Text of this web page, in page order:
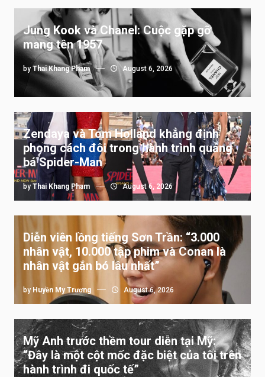
Jung Kook và Chanel: Cuộc gặp gỡ
mang tên 1957
by Thai Khang Pham August 6, 2026
Zendaya và Tom Holland khẳng định
phong cách đôi trong hành trình quảng
bá Spider-Man
by Thai Khang Pham August 6, 2026
Diễn viên lồng tiếng Sơn Trần: “3.000
nhân vật, 10.000 tập phim và Conan là
nhân vật gắn bó lâu nhất”
by Huyền My Trương August 6, 2026
Mỹ Anh trước thềm tour diễn tại Mỹ:
“Đây là một cột mốc đặc biệt của tôi trên
hành trình đi quốc tế”